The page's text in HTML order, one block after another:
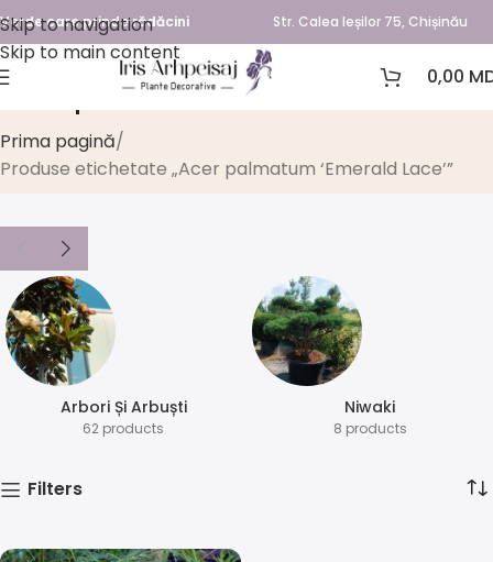
Skip to navigation
Skip to main content
Verde care prinde rădăcini Str. Calea Ieșilor 75, Chișinău
0,00
Acer palmatum ‘Emerald Lace’
Prima pagină
Produse etichetate „Acer palmatum ‘Emerald Lace’”
Arbori Și Arbuști
62 products
⁠Niwaki
8 products
Filters